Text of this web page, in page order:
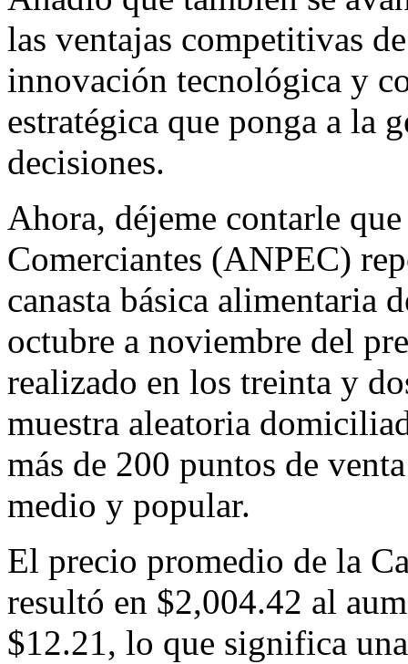
las ventajas competitivas
innovación tecnológica y
estratégica que ponga a la
decisiones.
Ahora, déjeme contarle
Comerciantes (ANPEC)
canasta básica alimentaria
octubre a noviembre del
realizado en los treinta y
muestra aleatoria
más de 200 puntos de
medio y popular.
El precio promedio de la
resultó en $2,004.42 al
$12.21, lo que significa